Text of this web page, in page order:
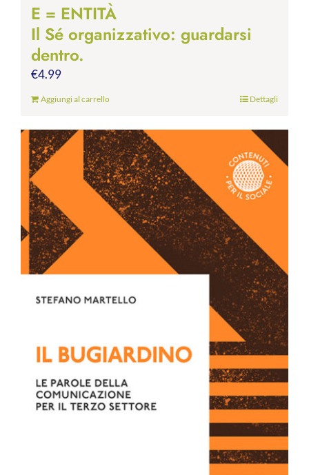
E = ENTITÀ
Il Sé organizzativo: guardarsi
dentro.
€4.99
Aggiungi al carrello Dettagli